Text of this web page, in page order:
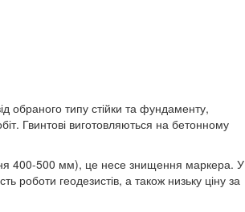
обраного типу стійки та фундаменту,
Гвинтові виготовляються на бетонному
400-500 мм), це несе знищення маркера. У
роботи геодезистів, а також низьку ціну за